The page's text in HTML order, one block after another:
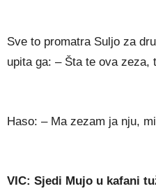
Sve to promatra Suljo za
upita ga: – Šta te ova
Haso: – Ma zezam ja nju,
VIC: Sjedi Mujo u kafani